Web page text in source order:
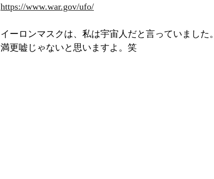
https://www.war.gov/ufo/
イーロンマスクは、私は宇宙人だと言っていました。
満更嘘じゃないと思いますよ。笑